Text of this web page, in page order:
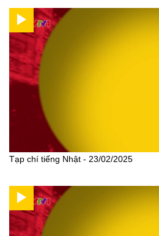
Tạp chí tiếng Nhật - 23/02/2025